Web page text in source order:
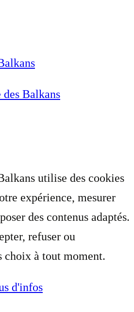
Balkans
utilise des cookies
expérience, mesurer
des contenus adaptés.
refuser ou
choix à tout moment.
d'infos